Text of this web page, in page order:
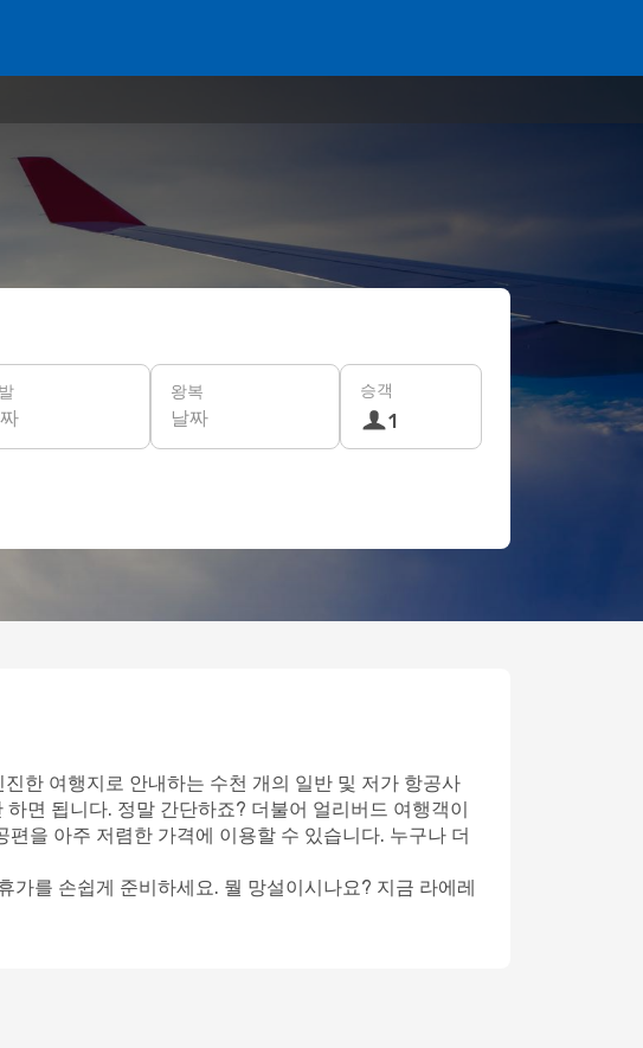
왕복
날짜
승객
1
한 여행지로 안내하는 수천 개의 일반 및 저가 항공사
면 됩니다. 정말 간단하죠? 더불어 얼리버드 여행객이
을 아주 저렴한 가격에 이용할 수 있습니다. 누구나 더
를 손쉽게 준비하세요. 뭘 망설이시나요? 지금 라에레